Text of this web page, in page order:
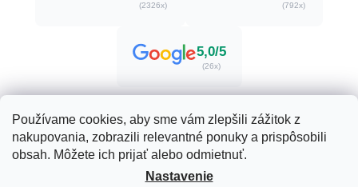
Používame cookies, aby sme vám zlepšili zážitok z
nakupovania, zobrazili relevantné ponuky a prispôsobili
obsah. Môžete ich prijať alebo odmietnuť.
Nastavenie
(2326x) (792x)
5,0/5
(26x)
Vytvoril Shoptet